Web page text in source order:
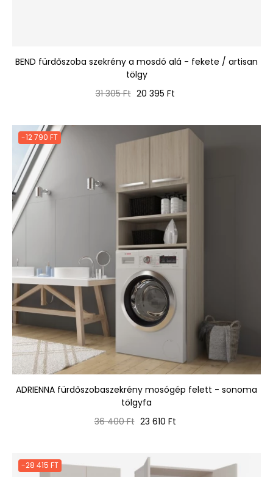
BEND fürdőszoba szekrény a mosdó alá - fekete / artisan
tölgy
Normál
31 305 Ft Ár
20 395 Ft
-12 790 FT
ADRIENNA fürdőszobaszekrény mosógép felett - sonoma
tölgyfa
Normál
36 400 Ft Ár
23 610 Ft
-28 415 FT